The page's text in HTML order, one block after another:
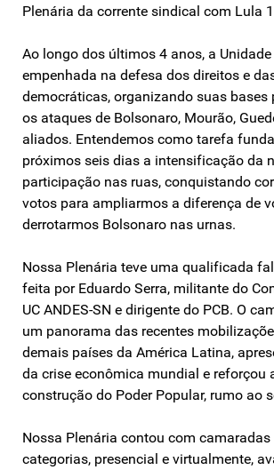
Plenária da corrente sindical com Lula
Ao longo dos últimos 4 anos, a
empenhada na defesa dos direitos e
democráticas, organizando suas bases
os ataques de Bolsonaro, Mourão,
aliados. Entendemos como tarefa
próximos seis dias a intensificação da
participação nas ruas, conquistando
votos para ampliarmos a diferença de
derrotarmos Bolsonaro nas urnas.
Nossa Plenária teve uma qualificada
feita por Eduardo Serra, militante do
UC ANDES-SN e dirigente do PCB. O
um panorama das recentes
demais países da América Latina,
da crise econômica mundial e reforçou
construção do Poder Popular, rumo ao
Nossa Plenária contou com camaradas
categorias, presencial e virtualmente,